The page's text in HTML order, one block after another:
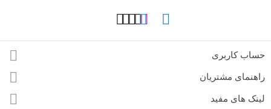
حساب کاربری
راهنمای مشتریان
لینک های مفید